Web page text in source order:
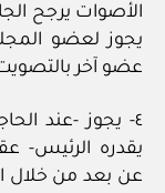
الأصوات يرجح
يجوز لعضو
عضو آخر بالتصويت
٤- يجوز -عند
يقدره الرئيس-
عن بعد من خلال